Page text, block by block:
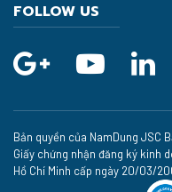
FOLLOW US
Bản quyền của NamDung JSC
Giấy chứng nhận đăng ký kinh
Hồ Chí Minh cấp ngày 20/03/